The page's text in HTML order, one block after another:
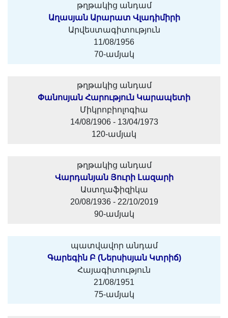
թղթակից անդամ
Աղասյան Արարատ Վլադիմիրի
Արվեստագիտություն
11/08/1956
70-ամյակ
թղթակից անդամ
Փանոսյան Հարություն Կարապետի
Միկրոբիոլոգիա
14/08/1906 - 13/04/1973
120-ամյակ
թղթակից անդամ
Վարդանյան Յուրի Լազարի
Աստղաֆիզիկա
20/08/1936 - 22/10/2019
90-ամյակ
պատվավոր անդամ
Գարեգին Բ (Ներսիսյան Կտրիճ)
Հայագիտություն
21/08/1951
75-ամյակ